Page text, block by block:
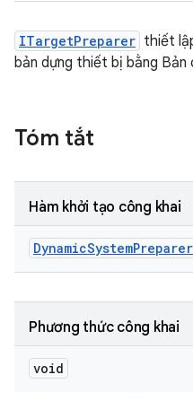
ITargetPreparer thiết
bản dựng thiết bị bằng
Tóm tắt
Hàm khởi tạo công khai
DynamicSystemPreparer
Phương thức công khai
void